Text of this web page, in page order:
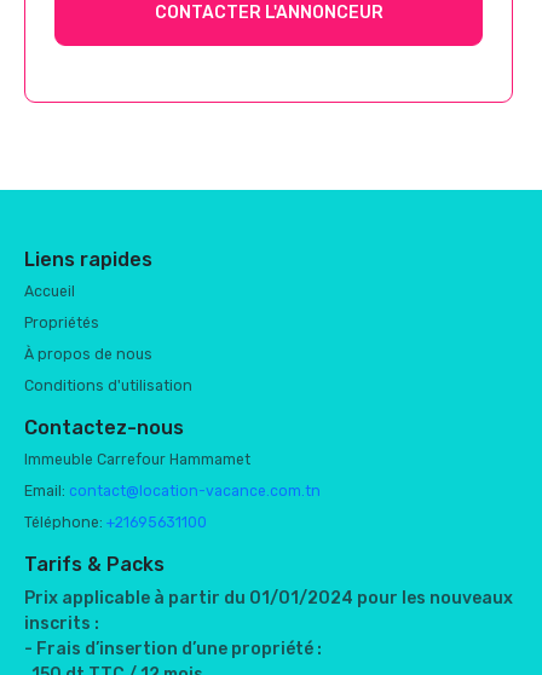
CONTACTER L'ANNONCEUR
Liens rapides
Accueil
Propriétés
À propos de nous
Conditions d'utilisation
Contactez-nous
Immeuble Carrefour Hammamet
Email: contact@location-vacance.com.tn
Téléphone: +21695631100
Tarifs & Packs
Prix applicable à partir du 01/01/2024 pour les nouveaux
inscrits :
- Frais d’insertion d’une propriété :